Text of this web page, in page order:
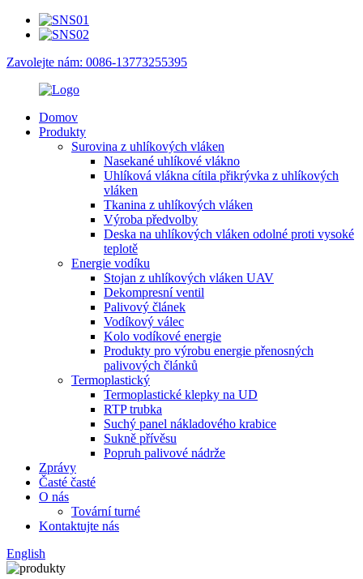
Zavolejte nám: 0086-13773255395
Domov
Produkty
Surovina z uhlíkových vláken
Nasekané uhlíkové vlákno
Uhlíková vlákna cítila přikrývka z uhlíkových
vláken
Tkanina z uhlíkových vláken
Výroba předvolby
Deska na uhlíkových vláken odolné proti vysoké
teplotě
Energie vodíku
Stojan z uhlíkových vláken UAV
Dekompresní ventil
Palivový článek
Vodíkový válec
Kolo vodíkové energie
Produkty pro výrobu energie přenosných
palivových článků
Termoplastický
Termoplastické klepky na UD
RTP trubka
Suchý panel nákladového krabice
Sukně přívěsu
Popruh palivové nádrže
Zprávy
Časté časté
O nás
Tovární turné
Kontaktujte nás
English